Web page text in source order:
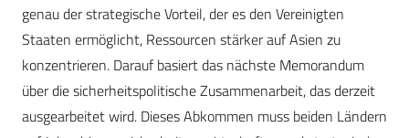
genau der strategische Vorteil, der es den Vereinigten
Staaten ermöglicht, Ressourcen stärker auf Asien zu
konzentrieren. Darauf basiert das nächste Memorandum
über die sicherheitspolitische Zusammenarbeit, das derzeit
ausgearbeitet wird. Dieses Abkommen muss beiden Ländern